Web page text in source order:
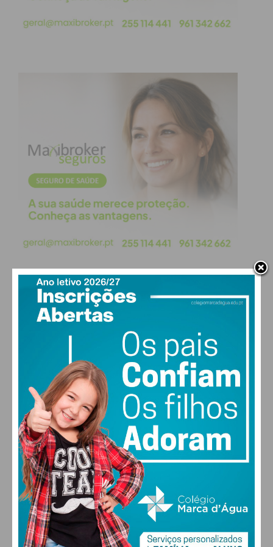
Subscreva a newsletter do
Assine nossa newsletter por e-mail e
obtenha de forma regular a informação
atualizada.
Eu li e concordo com os
condições
PAÇOS DE FERREIRA
°
74% humidade
vento: 1m/s O
MAX 20 • MIN 20
28°
SÁB
27
DOM
29°
SEG
29 °
TER
ALTERAR